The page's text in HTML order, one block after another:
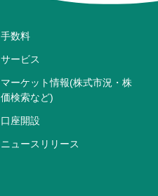
手数料
サービス
マーケット情報(株式市況・株
価検索など)
口座開設
ニュースリリース